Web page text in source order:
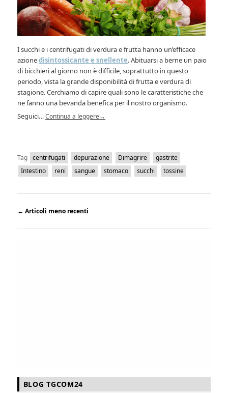
I succhi e i centrifugati di verdura e frutta hanno un’efficace
azionedisintossicante e snellente. Abituarsi a berne un paio
di bicchieri al giorno non è difficile, soprattutto in questo
periodo, vista la grande disponibilità di frutta e verdura di
stagione. Cerchiamo di capire quali sono le caratteristiche che
ne fanno una bevanda benefica per il nostro organismo.
Seguici…Continua a leggere→
Tag centrifugati depurazione Dimagrire
gastrite
Intestino
reni sangue stomaco succhi tossine
← Articoli meno recenti
BLOG TGCOM24